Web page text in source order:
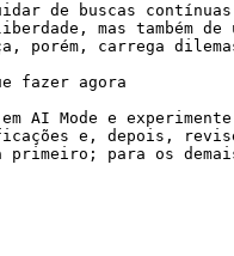
de buscas
mas também
porém, carrega
fazer agora
AI Mode e
e, depois,
primeiro; para os